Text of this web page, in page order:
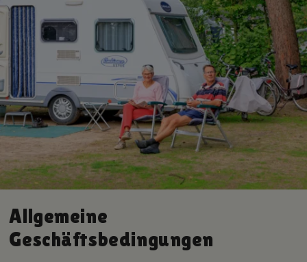
Allgemeine
Geschäftsbedingungen